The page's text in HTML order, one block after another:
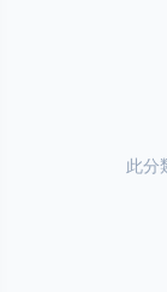
此分